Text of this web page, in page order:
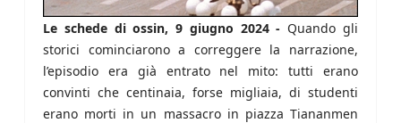
Le schede di ossin, 9 giugno 2024 - Quando gli
storici cominciarono a correggere la narrazione,
l’episodio era già entrato nel mito: tutti erano
convinti che centinaia, forse migliaia, di studenti
erano morti in un massacro in piazza Tiananmen